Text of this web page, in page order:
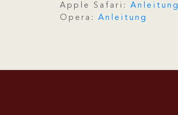
Apple Safari: Anleitung
Opera: Anleitung